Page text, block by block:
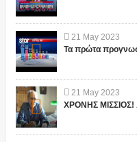
21 May 2023
Τα πρώτα
21 May 2023
ΧΡΟΝΗΣ ΜΙΣΣΙΟΣ!